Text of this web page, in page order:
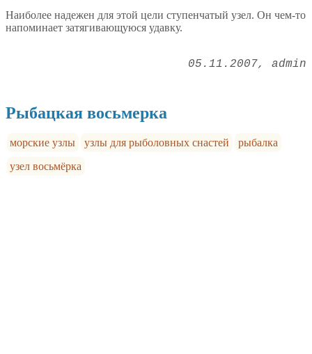
Наиболее надежен для этой цели ступенчатый узел. Он чем-то
напоминает затягивающуюся удавку.
05.11.2007 admin
Рыбацкая восьмерка
морские узлы узлы для рыболовных снастей
рыбалка
узел восьмёрка